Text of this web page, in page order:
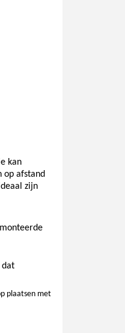
kan
op afstand
zijn
dat
plaatsen met